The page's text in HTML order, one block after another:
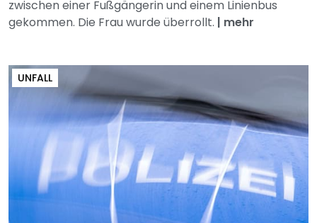
zwischen einer Fußgängerin und einem Linienbus
gekommen. Die Frau wurde überrollt. | mehr
UNFALL